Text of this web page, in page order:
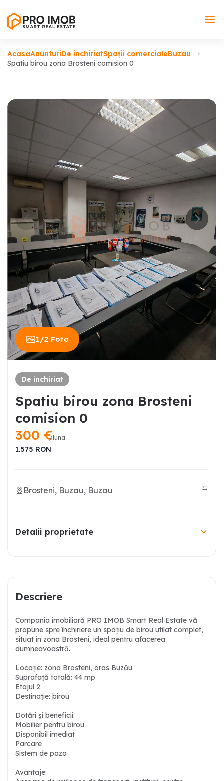
AcasaAnunturiDe inchiriatSpații comercialeBuzau
Spatiu birou zona Brosteni comision 0
1/2 Foto
De inchiriat
Spatiu birou zona Brosteni
comision 0
300 €/luna
1.575 RON
Brosteni, Buzau, Buzau
Detalii proprietate
Descriere
Compania imobiliară PRO IMOB Smart Real Estate vă
propune spre închiriere un spațiu de birou utilat complet,
situat in zona Brosteni, ideal pentru afacerea
dumneavoastră.
Locație: zona Brosteni, oras Buzău
Suprafață totală: 44 mp
Etajul 2
Destinație: birou
Dotări și beneficii:
Mobilier pentru birou
Disponibil imediat
Parcare
Sistem de paza
Avantaje: